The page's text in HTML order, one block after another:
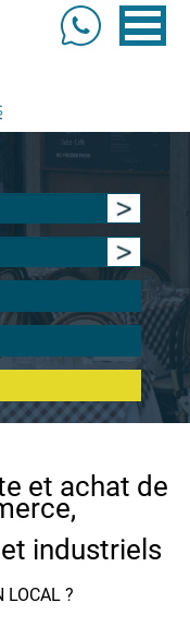
et achat de
industriels
LOCAL ?